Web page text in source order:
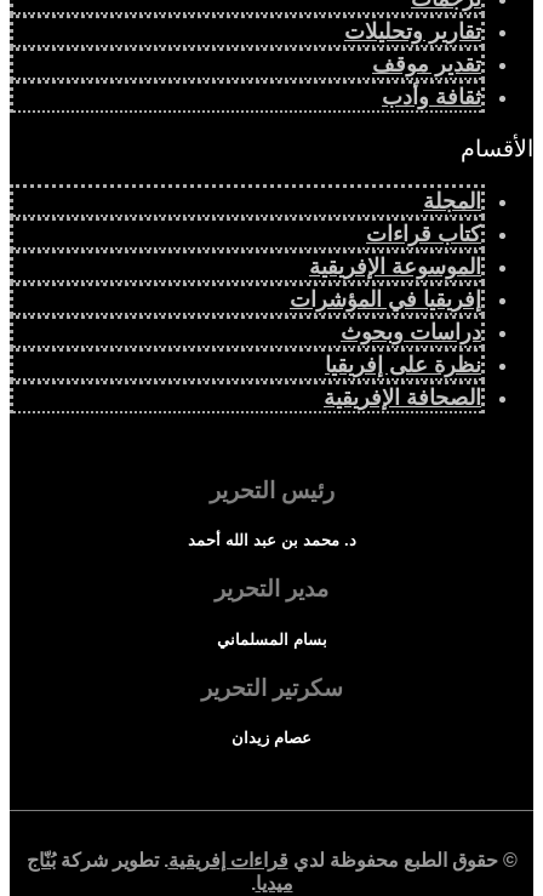
تقارير وتحليلات
تقدير موقف
ثقافة وأدب
الأقسام
المجلة
كتاب قراءات
الموسوعة الإفريقية
إفريقيا في المؤشرات
دراسات وبحوث
نظرة على إفريقيا
الصحافة الإفريقية
رئيس التحرير
د. محمد بن عبد الله أحمد
مدير التحرير
بسام المسلماني
سكرتير التحرير
عصام زيدان
© حقوق الطبع محفوظة لدي قراءات إفريقية. تطوير شركةبُنّاج
ميديا.